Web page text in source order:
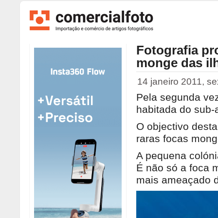
Fotografia
monge das
14 janeiro 2011,
Pela segunda
habitada do
O objectivo
raras focas
A pequena
É não só a foca
mais ameaçado